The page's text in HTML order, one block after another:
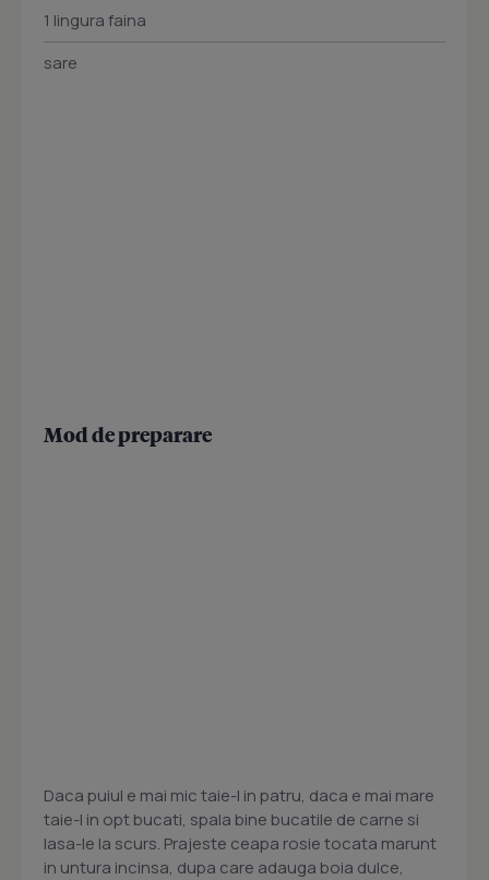
1 lingura faina
sare
Mod de preparare
Daca puiul e mai mic taie-l in patru, daca e mai mare
taie-l in opt bucati, spala bine bucatile de carne si
lasa-le la scurs. Prajeste ceapa rosie tocata marunt
in untura incinsa, dupa care adauga boia dulce,